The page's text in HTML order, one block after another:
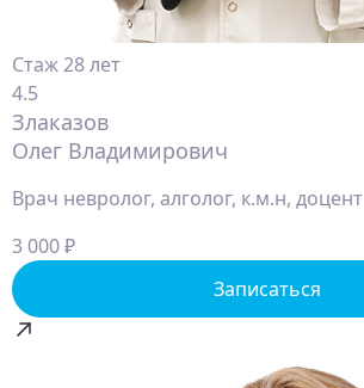
Стаж 28 лет
4.5
Злаказов
Олег Владимирович
Врач невролог, алголог, к.м.н, доцент
3 000 ₽
Записаться